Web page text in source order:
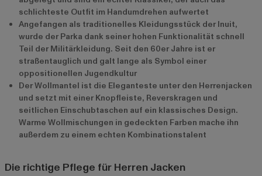
schlichteste Outfit im Handumdrehen aufwertet
Angefangen als traditionelles Kleidungsstück der Inuit,
wurde der Parka dank seiner hohen Funktionalität schnell
Teil der Militärkleidung. Seit den 60er Jahre ist er
straßentauglich und galt lange als Symbol einer
oppositionellen Jugendkultur
Der Wollmantel ist die Eleganteste unter den Herrenjacken
und setzt mit einer Knopfleiste, Reverskragen und
seitlichen Einschubtaschen auf ein klassisches Design.
Warme Wollmischungen in gedeckten Farben mache ihn
außerdem zu einem echten Kombinationstalent
Die richtige Pflege für Herren Jacken